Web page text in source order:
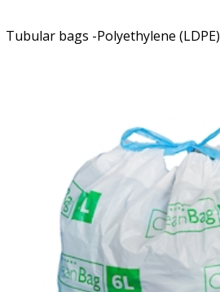
Tubular bags -Polyethylene (LDPE)